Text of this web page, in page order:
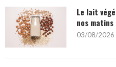
Le lait
nos matins
03/08/2026